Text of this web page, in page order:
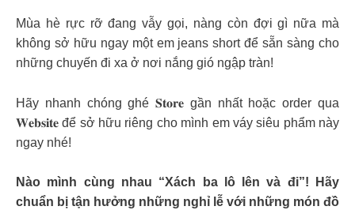
Mùa hè rực rỡ đang vẫy gọi, nàng còn đợi gì nữa mà
không sở hữu ngay một em jeans short để sẵn sàng cho
những chuyến đi xa ở nơi nắng gió ngập tràn!
Hãy nhanh chóng ghé 𝐒𝐭𝐨𝐫𝐞 gần nhất hoặc order qua
𝐖𝐞𝐛𝐬𝐢𝐭𝐞 để sở hữu riêng cho mình em váy siêu phẩm này
ngay nhé!
Nào mình cùng nhau “Xách ba lô lên và đi”! Hãy
chuẩn bị tận hưởng những nghỉ lễ với những món đồ